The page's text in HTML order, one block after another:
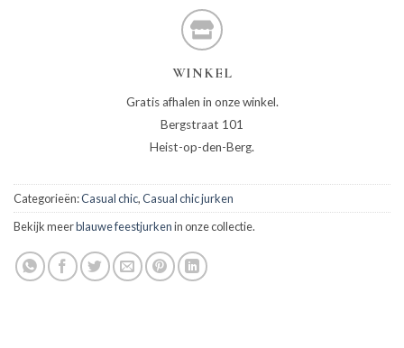
WINKEL
Gratis afhalen in onze winkel.
Bergstraat 101
Heist-op-den-Berg.
Categorieën:Casual chic,Casual chic jurken
Bekijk meerblauwe feestjurkenin onze collectie.